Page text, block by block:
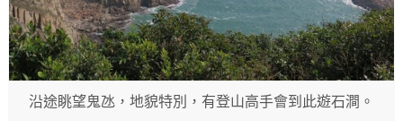
沿途眺望鬼氹，地貌特別，有登山高手會到此遊石澗。